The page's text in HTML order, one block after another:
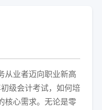
从业者迈向职业新高
级会计考试，如何培
核心需求。无论是零